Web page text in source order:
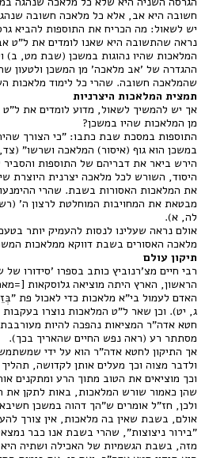
חשובה היא אב, אלא כל מלאכה חשובה
יש לשאול: מה הכריח את התוספות להביא
נראה שהתשובה היא שאנו לומדים את ל"ט
המלאכות שהיו נהוגות במשכן (שבת מט, ב)
ההגדרה של 'אב מלאכה' מן המשכן ולטעון
שהמלאכה חשובה. שהרי כל לימוד מלאכות
תמצית המלאכות היצרניות
אך יש להמשיך לשאול, מדוע לומדים את
מן המלאכות שהיו במשכן?
התוספות במסכת שבת כתבו: "כי הצורך
במשכן הוא גוף (איסור) המלאכה ושרשו"
הירש ביאר את דבריהם של התוספות
היסוד, השורש לכל מלאכה יצרנית היוצרת
את המלאכות האסורות בשבת. שהרי
מבטאת את המחויבות המוחלטת לרצון ה'
לה, א).
אולם נראה שעלינו לנסות להעמיק יותר
מלאכה האסורים בשבת דווקא ממלאכות
תיקון עולם
רבי חיים מצ'רנוביץ כותב בספרו 'סידורו
הראשון, הארץ היתה מוציאה גלוסקאות
האדם לעמול בי"א מלאכות כדי לאכול פת
ג, יט). וכן שאר ל"ט המלאכות נוצרו
חטא אדה"ר המציאות נהפכה להיות
מסתתר רע (ראה נפש החיים שהאריך בכך).
אך התיקון לחטא אדה"ר הוא על ידי
ולדבר מצוה וכך מעלים אותן לקדושה,
וכך מוציאים את הטוב מתוך הרע ומתקנים
שהן כאמור שורש המלאכות, באות לתקן את
ולכן, חז"ל אומרים ש"הך דהוה במשכן
אולם, בשבת שאין בה מלאכות, אין צורך
"בירור ניצוצות", שהרי בשבת אנו כבר
מזה, בשבת הגשמיות של האכילה ושתיה